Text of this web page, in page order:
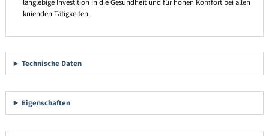
langlebige Investition in die Gesundheit und für hohen Komfort bei allen
knienden Tätigkeiten.
Technische Daten
Eigenschaften